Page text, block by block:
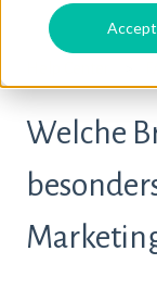
Accept
Welche